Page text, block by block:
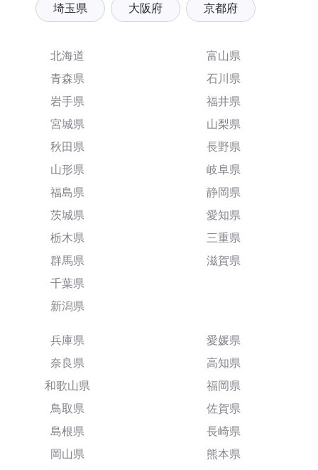
埼玉県 大阪府 京都府
北海道
青森県
岩手県
宮城県
秋田県
山形県
福島県
茨城県
栃木県
群馬県
千葉県
新潟県
富山県
石川県
福井県
山梨県
長野県
岐阜県
静岡県
愛知県
三重県
滋賀県
兵庫県
奈良県
和歌山県
鳥取県
島根県
岡山県
愛媛県
高知県
福岡県
佐賀県
長崎県
熊本県